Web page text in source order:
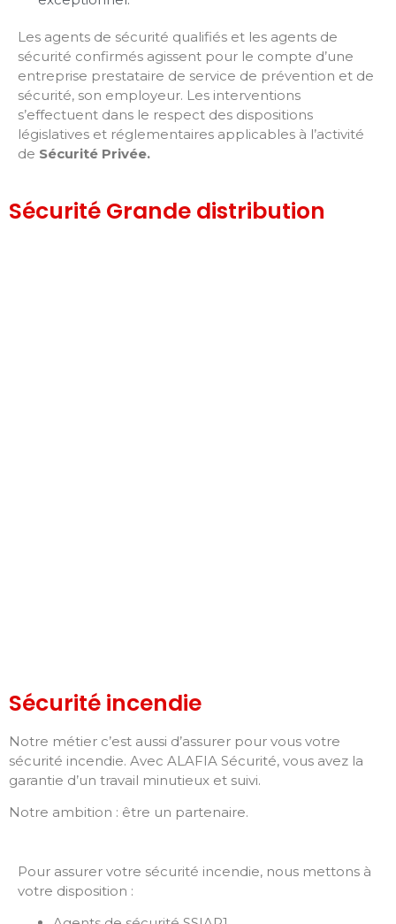
Les agents de sécurité qualifiés et les agents de
sécurité confirmés agissent pour le compte d’une
entreprise prestataire de service de prévention et de
sécurité, son employeur. Les interventions
s’effectuent dans le respect des dispositions
législatives et réglementaires applicables à l’activité
de Sécurité Privée.
Sécurité Grande distribution
Sécurité incendie
Notre métier c’est aussi d’assurer pour vous votre
sécurité incendie. Avec ALAFIA Sécurité, vous avez la
garantie d’un travail minutieux et suivi.
Notre ambition : être un partenaire.
Pour assurer votre sécurité incendie, nous mettons à
votre disposition :